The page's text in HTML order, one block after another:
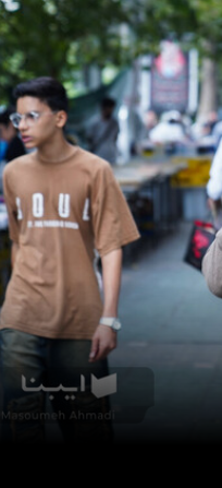
نقد ادبی در ایران
ایده اقتباس معکوس از سریال «در انتهای